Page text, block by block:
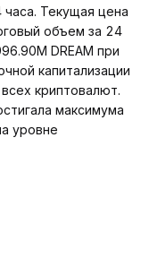
Текущая цена
объем за 24
DREAM при
капитализации
криптовалют.
максимума
уровне